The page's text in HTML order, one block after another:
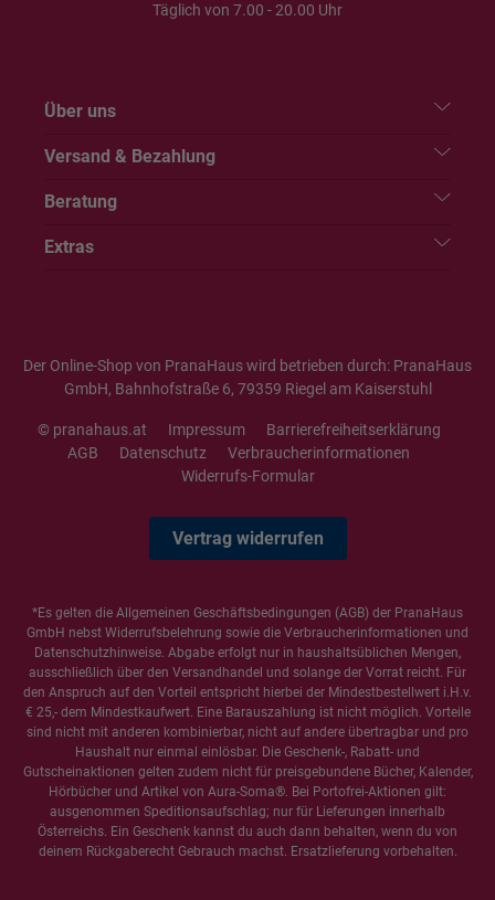
Täglich von 7.00 - 20.00 Uhr
Über uns
Versand & Bezahlung
Beratung
Extras
Der Online-Shop von PranaHaus wird betrieben durch: PranaHaus
GmbH, Bahnhofstraße 6, 79359 Riegel am Kaiserstuhl
© pranahaus.at Impressum
Barrierefreiheitserklärung
AGB
Datenschutz
Verbraucherinformationen
Widerrufs-Formular
Vertrag widerrufen
*Es gelten die Allgemeinen Geschäftsbedingungen (AGB) der PranaHaus
GmbH nebst Widerrufsbelehrung sowie die Verbraucherinformationen und
Datenschutzhinweise. Abgabe erfolgt nur in haushaltsüblichen Mengen,
ausschließlich über den Versandhandel und solange der Vorrat reicht. Für
den Anspruch auf den Vorteil entspricht hierbei der Mindestbestellwert i.H.v.
€ 25,- dem Mindestkaufwert. Eine Barauszahlung ist nicht möglich. Vorteile
sind nicht mit anderen kombinierbar, nicht auf andere übertragbar und pro
Haushalt nur einmal einlösbar. Die Geschenk-, Rabatt- und
Gutscheinaktionen gelten zudem nicht für preisgebundene Bücher, Kalender,
Hörbücher und Artikel von Aura-Soma®. Bei Portofrei-Aktionen gilt:
ausgenommen Speditionsaufschlag; nur für Lieferungen innerhalb
Österreichs. Ein Geschenk kannst du auch dann behalten, wenn du von
deinem Rückgaberecht Gebrauch machst. Ersatzlieferung vorbehalten.